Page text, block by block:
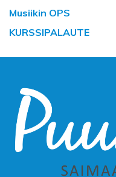
Musiikin OPS
KURSSIPALAUTE